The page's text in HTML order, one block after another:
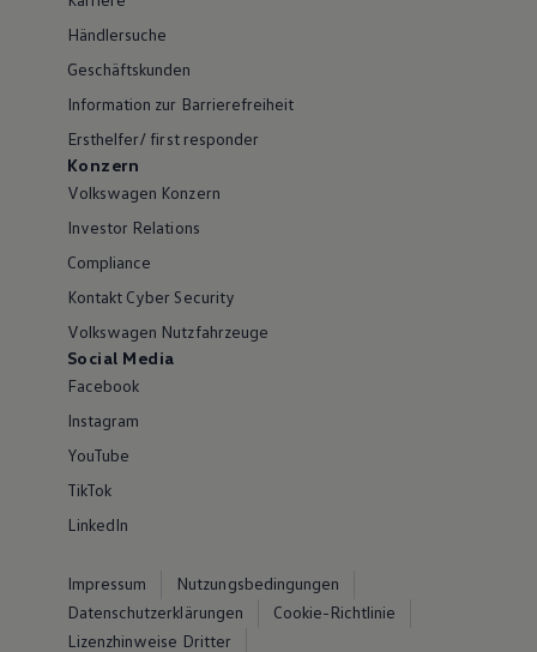
Händlersuche
Geschäftskunden
Information zur Barrierefreiheit
Ersthelfer/ first responder
Konzern
Volkswagen Konzern
Investor Relations
Compliance
Kontakt Cyber Security
Volkswagen Nutzfahrzeuge
Social Media
Facebook
Instagram
YouTube
TikTok
LinkedIn
Impressum
Nutzungsbedingungen
Datenschutzerklärungen
Cookie-Richtlinie
Lizenzhinweise Dritter